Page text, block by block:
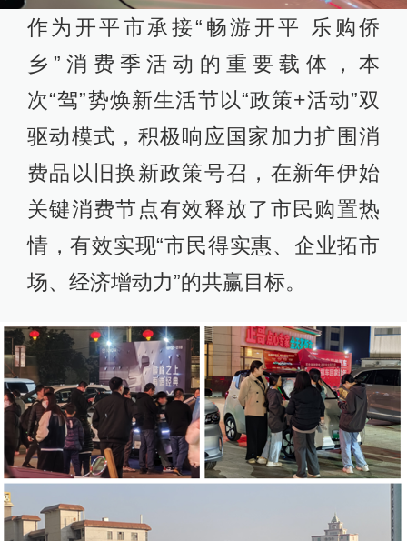
作为开平市承接“畅游开平 乐购侨
乡”消费季活动的重要载体，本
次“驾”势焕新生活节以“政策+活动”双
驱动模式，积极响应国家加力扩围消
费品以旧换新政策号召，在新年伊始
关键消费节点有效释放了市民购置热
情，有效实现“市民得实惠、企业拓市
场、经济增动力”的共赢目标。